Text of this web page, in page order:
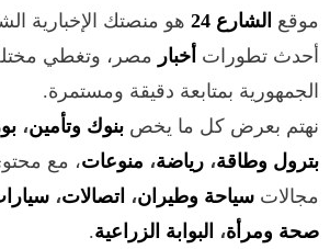
موقع الشارع 24
هو منصتك الإخبارية
أحدث تطورات أخبار مصر، وتغطي
الجمهورية بمتابعة دقيقة ومستمرة.
نهتم بعرض كل ما يخص بنوك وتأمين،
بترول وطاقة، رياضة، منوعات، مع
مجالات سياحة وطيران، اتصالات،
صحة ومرأة، البوابة الزراعية.